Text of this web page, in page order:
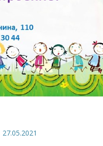
27.05.2021